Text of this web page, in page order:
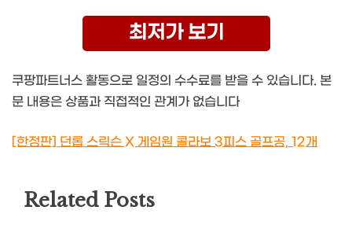
최저가 보기
쿠팡파트너스 활동으로 일정의 수수료를 받을 수 있습니다. 본
문 내용은 상품과 직접적인 관계가 없습니다
[한정판] 던롭 스릭슨 X 게임원 콜라보 3피스 골프공, 12개
Related Posts